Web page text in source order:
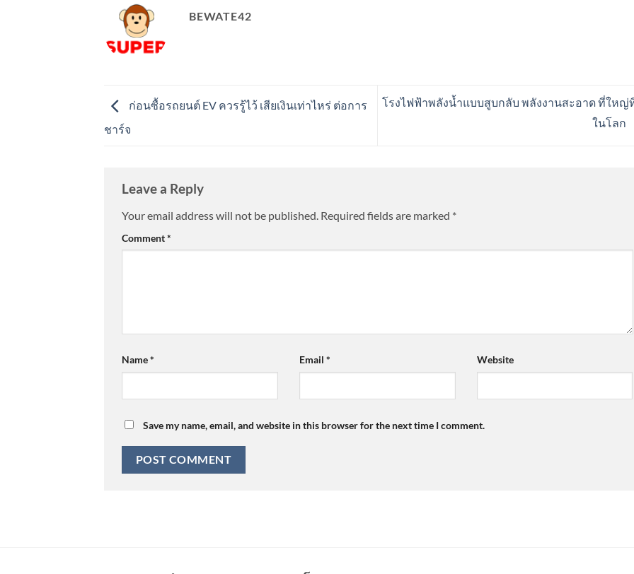
BEWATE42
ก่อนซื้อรถยนต์ EV ควรรู้ไว้ เสียเงินเท่าไหร่ ต่อการ
ชาร์จ
โรงไฟฟ้าพลังน้ำแบบสูบกลับ พลังงานสะอาด ที่ใหญ่
ในโลก
Leave a Reply
Your email address will not be published. Required fields are marked *
Comment*
Name* Email * Website
Save my name, email, and website in this browser for the next time I comment.